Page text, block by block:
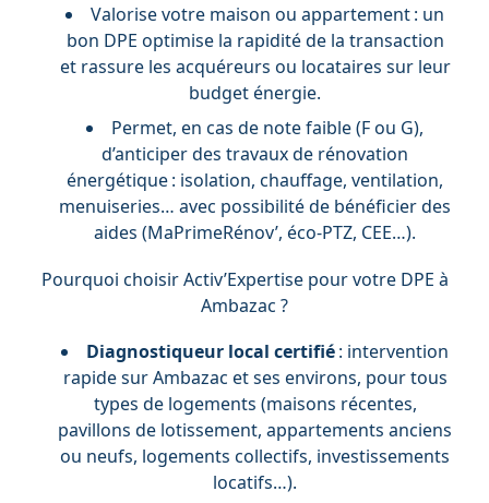
Valorise votre maison ou appartement : un
bon DPE optimise la rapidité de la transaction
et rassure les acquéreurs ou locataires sur leur
budget énergie.
Permet, en cas de note faible (F ou G),
d’anticiper des travaux de rénovation
énergétique : isolation, chauffage, ventilation,
menuiseries… avec possibilité de bénéficier des
aides (MaPrimeRénov’, éco-PTZ, CEE…).
Pourquoi choisir Activ’Expertise pour votre DPE à
Ambazac ?
Diagnostiqueur local certifié: intervention
rapide sur Ambazac et ses environs, pour tous
types de logements (maisons récentes,
pavillons de lotissement, appartements anciens
ou neufs, logements collectifs, investissements
locatifs…).